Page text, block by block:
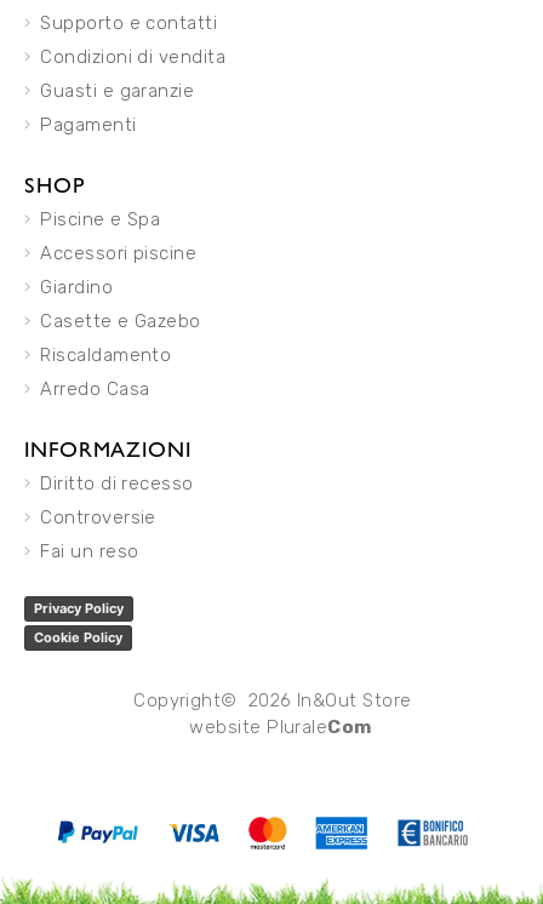
Supporto e contatti
Condizioni di vendita
Guasti e garanzie
Pagamenti
SHOP
Piscine e Spa
Accessori piscine
Giardino
Casette e Gazebo
Riscaldamento
Arredo Casa
INFORMAZIONI
Diritto di recesso
Controversie
Fai un reso
Privacy Policy
Cookie Policy
Copyright© 2026 In&Out Store
website PluraleCom